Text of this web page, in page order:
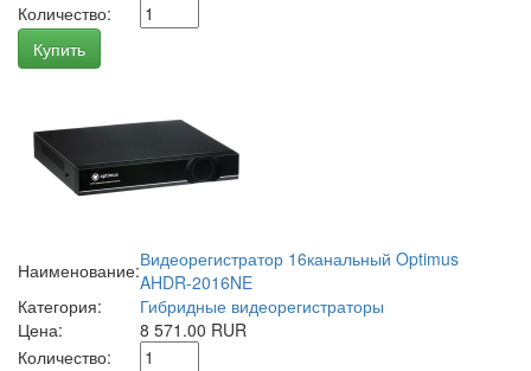
Количество:
Купить
Наименование:Видеорегистратор 16канальный Optimus
AHDR-2016NE
Категория:
Гибридные видеорегистраторы
Цена:
8 571.00 RUR
Количество: